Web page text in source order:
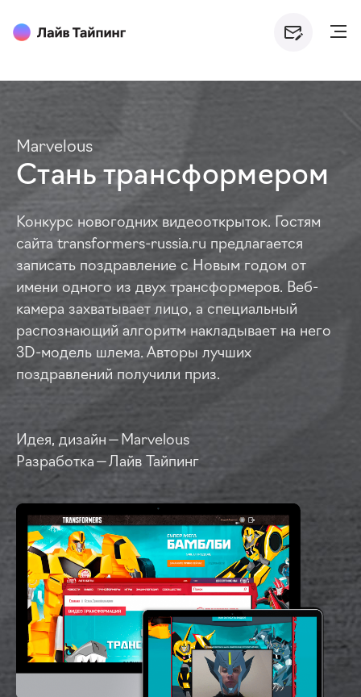
Marvelous
Стань трансформером
Конкурс новогодних видеооткрыток. Гостям
сайта transformers-russia.ru предлагается
записать поздравление с Новым годом от
имени одного из двух трансформеров. Веб-
камера захватывает лицо, а специальный
распознающий алгоритм накладывает на него
3D-модель шлема. Авторы лучших
поздравлений получили приз.
Идея, дизайн — Marvelous
Разработка — Лайв Тайпинг